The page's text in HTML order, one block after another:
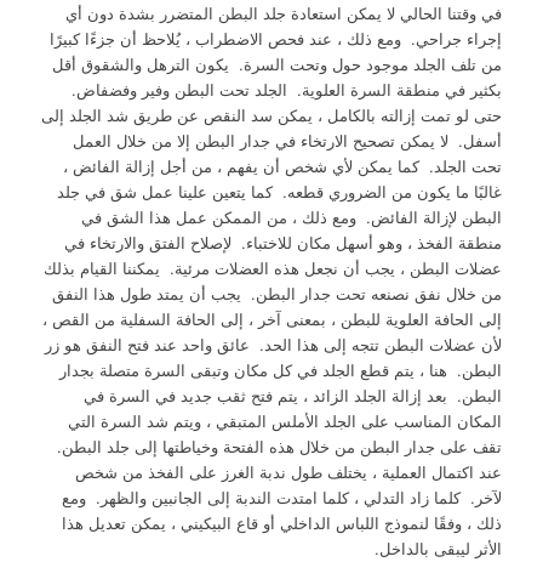
في وقتنا الحالي لا يمكن استعادة جلد البطن المتضرر بشدة دون أي
إجراء جراحي. ومع ذلك ، عند فحص الاضطراب ، يُلاحظ أن جزءًا كبيرًا
من تلف الجلد موجود حول وتحت السرة. يكون الترهل والشقوق أقل
بكثير في منطقة السرة العلوية. الجلد تحت البطن وفير وفضفاض.
حتى لو تمت إزالته بالكامل ، يمكن سد النقص عن طريق شد الجلد إلى
أسفل. لا يمكن تصحيح الارتخاء في جدار البطن إلا من خلال العمل
تحت الجلد. كما يمكن لأي شخص أن يفهم ، من أجل إزالة الفائض ،
غالبًا ما يكون من الضروري قطعه. كما يتعين علينا عمل شق في جلد
البطن لإزالة الفائض. ومع ذلك ، من الممكن عمل هذا الشق في
منطقة الفخذ ، وهو أسهل مكان للاختباء. لإصلاح الفتق والارتخاء في
عضلات البطن ، يجب أن نجعل هذه العضلات مرئية. يمكننا القيام بذلك
من خلال نفق نصنعه تحت جدار البطن. يجب أن يمتد طول هذا النفق
إلى الحافة العلوية للبطن ، بمعنى آخر ، إلى الحافة السفلية من القص ،
لأن عضلات البطن تتجه إلى هذا الحد. عائق واحد عند فتح النفق هو زر
البطن. هنا ، يتم قطع الجلد في كل مكان وتبقى السرة متصلة بجدار
البطن. بعد إزالة الجلد الزائد ، يتم فتح ثقب جديد في السرة في
المكان المناسب على الجلد الأملس المتبقي ، ويتم شد السرة التي
تقف على جدار البطن من خلال هذه الفتحة وخياطتها إلى جلد البطن.
عند اكتمال العملية ، يختلف طول ندبة الغرز على الفخذ من شخص
لآخر. كلما زاد التدلي ، كلما امتدت الندبة إلى الجانبين والظهر. ومع
ذلك ، وفقًا لنموذج اللباس الداخلي أو قاع البيكيني ، يمكن تعديل هذا
الأثر ليبقى بالداخل.